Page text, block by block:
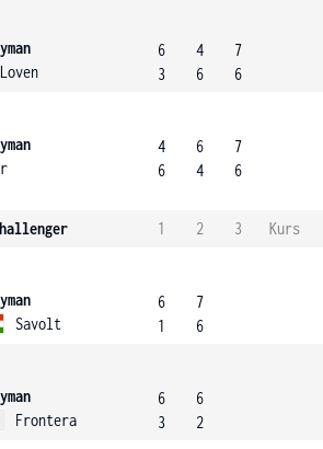
Loven
6
3
4
6
7
6
4
6
6
4
7
6
1 2 3
Kurs
Savolt
6
1
7
6
Frontera
6
3
6
2